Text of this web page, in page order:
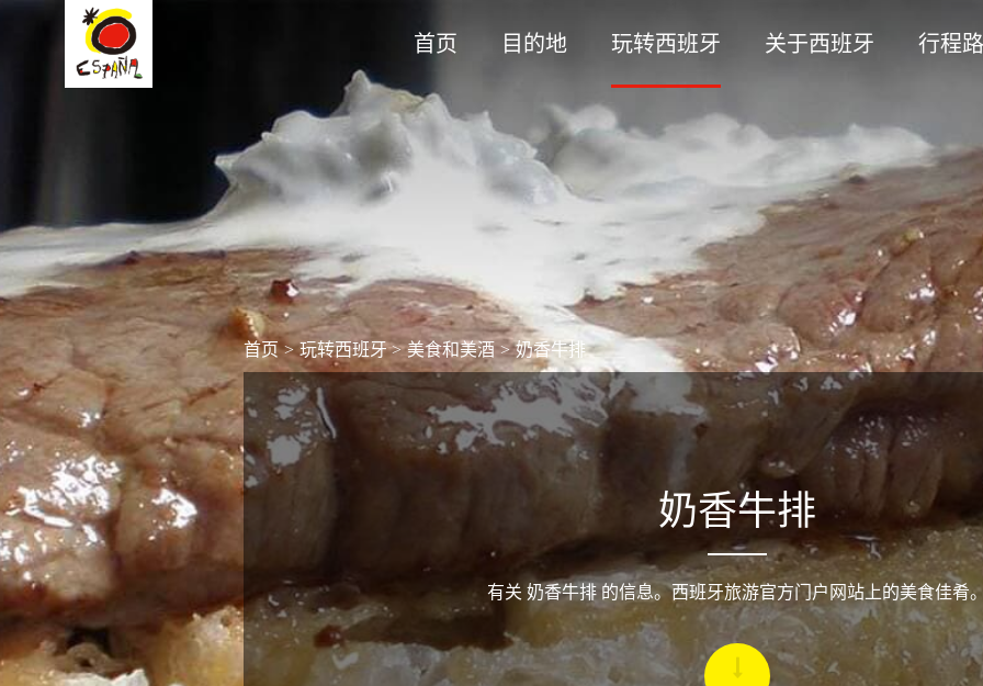
首页 目的地 玩转西班牙 关于西班牙 行程
首页 > 玩转西班牙 > 美食和美酒 > 奶香牛排
奶香牛排
有关 奶香牛排 的信息。西班牙旅游官方门户网站上的美食佳肴